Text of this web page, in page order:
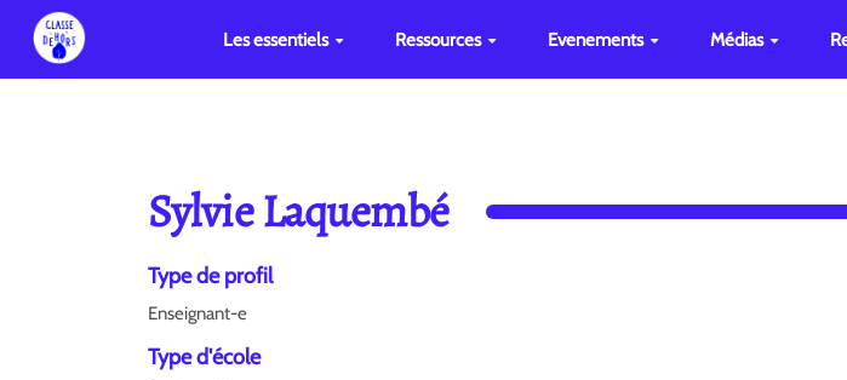
Les essentiels Ressources Evenements Médias
Sylvie Laquembé
Type de profil
Enseignant-e
Type d'école